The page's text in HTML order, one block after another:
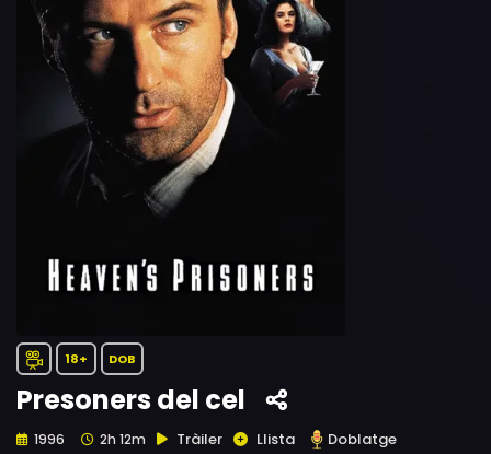
18+ DOB
Presoners del cel
1996 2h 12m Tràiler Llista Doblatge